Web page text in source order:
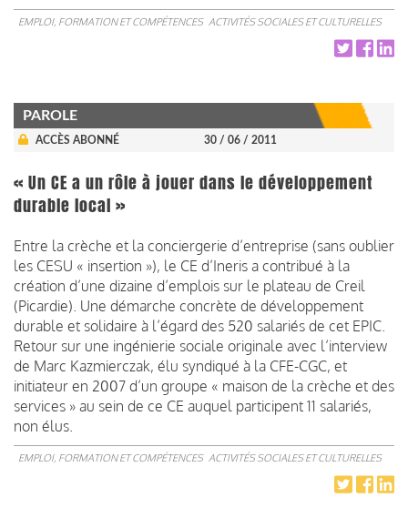
EMPLOI, FORMATION ET COMPÉTENCES ACTIVITÉS SOCIALES ET CULTURELLES
PAROLE
ACCÈS ABONNÉ 30 / 06 / 2011
« Un CE a un rôle à jouer dans le développement
durable local »
Entre la crèche et la conciergerie d’entreprise (sans oublier
les CESU « insertion »), le CE d’Ineris a contribué à la
création d’une dizaine d’emplois sur le plateau de Creil
(Picardie). Une démarche concrète de développement
durable et solidaire à l’égard des 520 salariés de cet EPIC.
Retour sur une ingénierie sociale originale avec l’interview
de Marc Kazmierczak, élu syndiqué à la CFE-CGC, et
initiateur en 2007 d’un groupe « maison de la crèche et des
services » au sein de ce CE auquel participent 11 salariés,
non élus.
EMPLOI, FORMATION ET COMPÉTENCES ACTIVITÉS SOCIALES ET CULTURELLES